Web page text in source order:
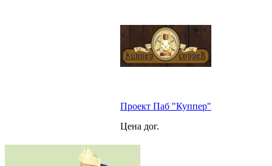
Проект Паб "Куппер"
Цена дог.